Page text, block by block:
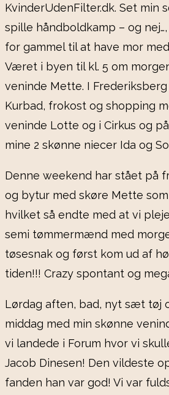
KvinderUdenFilter.dk. Set min
spille håndboldkamp – og
for gammel til at have mor
Været i byen til kl. 5 om
veninde Mette. I
Kurbad, frokost og shopping
veninde Lotte og i Cirkus og
mine 2 skønne niecer Ida og
Denne weekend har stået på
og bytur med skøre Mette
hvilket så endte med at vi
semi tømmermænd med
tøsesnak og først kom ud af
tiden!!! Crazy spontant og
Lørdag aften, bad, nyt sæt tøj
middag med min skønne
vi landede i Forum hvor vi
Jacob Dinesen! Den vildeste
fanden han var god! Vi var